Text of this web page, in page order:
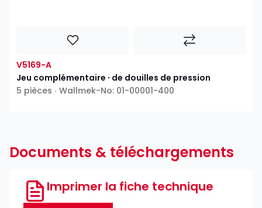
V5169-A
Jeu complémentaire ∙ de douilles de pression
5 pièces ∙ Wallmek-No: 01-00001-400
Documents & téléchargements
Imprimer la fiche technique